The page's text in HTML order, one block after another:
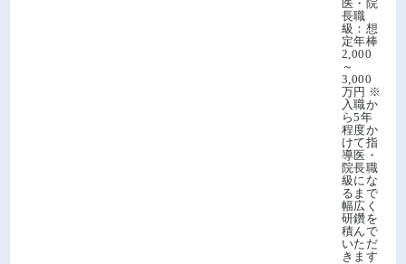
医・院
長職
級：想
定年棒
2,000
～
3,000
万円 ※
入職か
ら5年
程度か
けて指
導医・
院長職
級にな
るまで
幅広く
研鑽を
積んで
いただ
きます